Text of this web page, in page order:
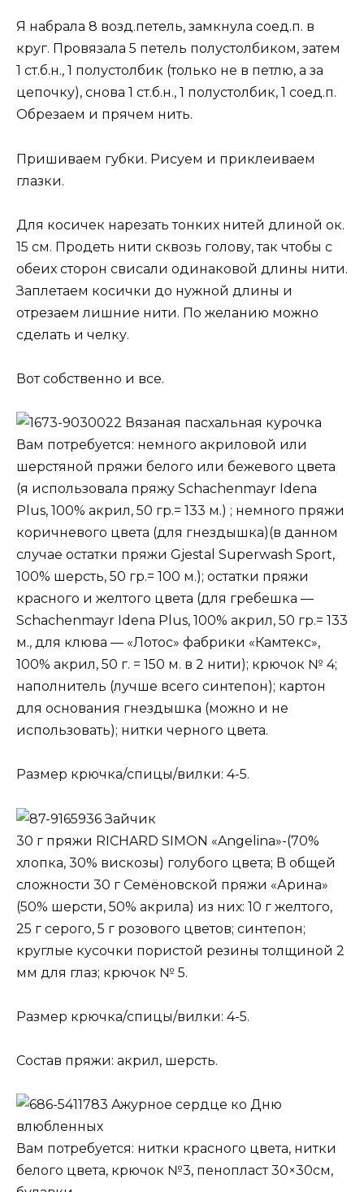
Я набрала 8 возд.петель, замкнула соед.п. в
круг. Провязала 5 петель полустолбиком, затем
1 ст.б.н., 1 полустолбик (только не в петлю, а за
цепочку), снова 1 ст.б.н., 1 полустолбик, 1 соед.п.
Обрезаем и прячем нить.
Пришиваем губки. Рисуем и приклеиваем
глазки.
Для косичек нарезать тонких нитей длиной ок.
15 см. Продеть нити сквозь голову, так чтобы с
обеих сторон свисали одинаковой длины нити.
Заплетаем косички до нужной длины и
отрезаем лишние нити. По желанию можно
сделать и челку.
Вот собственно и все.
Вязаная пасхальная курочка
Вам потребуется: немного акриловой или
шерстяной пряжи белого или бежевого цвета
(я использовала пряжу Schachenmayr Idena
Plus, 100% акрил, 50 гр.= 133 м.) ; немного пряжи
коричневого цвета (для гнездышка)(в данном
случае остатки пряжи Gjestal Superwash Sport,
100% шерсть, 50 гр.= 100 м.); остатки пряжи
красного и желтого цвета (для гребешка —
Schachenmayr Idena Plus, 100% акрил, 50 гр.= 133
м., для клюва — «Лотос» фабрики «Камтекс»,
100% акрил, 50 г. = 150 м. в 2 нити); крючок № 4;
наполнитель (лучше всего синтепон); картон
для основания гнездышка (можно и не
использовать); нитки черного цвета.
Размер крючка/спицы/вилки: 4-5.
Зайчик
30 г пряжи RICHARD SIMON «Angelina»-(70%
хлопка, 30% вискозы) голубого цвета; В общей
сложности 30 г Семёновской пряжи «Арина»
(50% шерсти, 50% акрила) из них: 10 г желтого,
25 г серого, 5 г розового цветов; синтепон;
круглые кусочки пористой резины толщиной 2
мм для глаз; крючок № 5.
Размер крючка/спицы/вилки: 4-5.
Состав пряжи: акрил, шерсть.
Ажурное сердце ко Дню
влюбленных
Вам потребуется: нитки красного цвета, нитки
белого цвета, крючок №3, пенопласт 30×30см,